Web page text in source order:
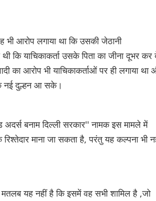
आरोप लगाया था कि उसकी जेठानी
कि याचिकाकर्ता उसके पिता का जीना दूभर कर
आरोप भी याचिकाकर्ताओं पर ही लगाया था
नई दुल्हन आ सके।
अदर्स बनाम दिल्ली सरकार'' नामक इस मामले में
माना जा सकता है, परंतु यह कल्पना भी
यह नहीं है कि इसमें वह सभी शामिल है ,जो